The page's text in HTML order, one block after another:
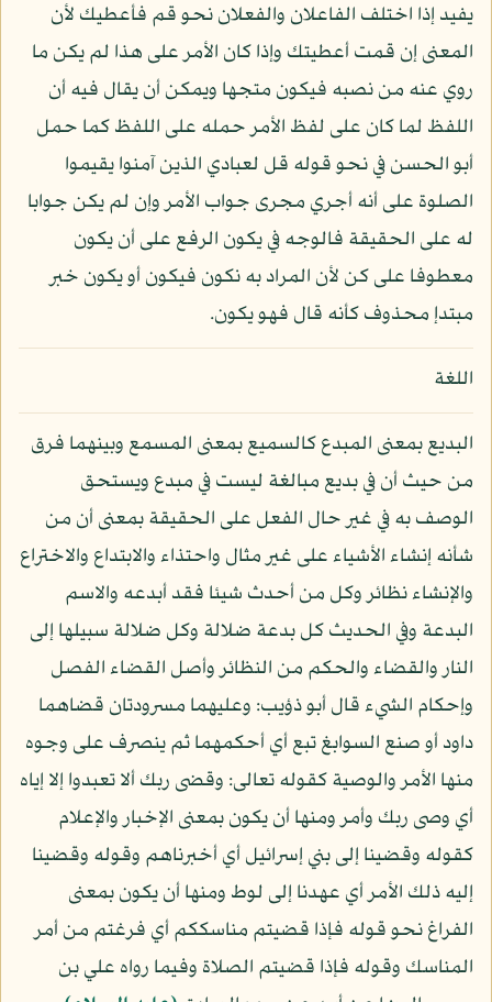
يفيد إذا اختلف الفاعلان والفعلان نحو قم فأعطيك لأن
المعنى إن قمت أعطيتك وإذا كان الأمر على هذا لم يكن ما
روي عنه من نصبه فيكون متجها ويمكن أن يقال فيه أن
اللفظ لما كان على لفظ الأمر حمله على اللفظ كما حمل
أبو الحسن في نحو قوله قل لعبادي الذين آمنوا يقيموا
الصلوة على أنه أجري مجرى جواب الأمر وإن لم يكن جوابا
له على الحقيقة فالوجه في يكون الرفع على أن يكون
معطوفا على كن لأن المراد به نكون فيكون أو يكون خبر
مبتدإ محذوف كأنه قال فهو يكون.
اللغة
البديع بمعنى المبدع كالسميع بمعنى المسمع وبينهما فرق
من حيث أن في بديع مبالغة ليست في مبدع ويستحق
الوصف به في غير حال الفعل على الحقيقة بمعنى أن من
شأنه إنشاء الأشياء على غير مثال واحتذاء والابتداع والاختراع
والإنشاء نظائر وكل من أحدث شيئا فقد أبدعه والاسم
البدعة وفي الحديث كل بدعة ضلالة وكل ضلالة سبيلها إلى
النار والقضاء والحكم من النظائر وأصل القضاء الفصل
وإحكام الشيء قال أبو ذؤيب: وعليهما مسرودتان قضاهما
داود أو صنع السوابغ تبع أي أحكمهما ثم ينصرف على وجوه
منها الأمر والوصية كقوله تعالى: وقضى ربك ألا تعبدوا إلا إياه
أي وصى ربك وأمر ومنها أن يكون بمعنى الإخبار والإعلام
كقوله وقضينا إلى بني إسرائيل أي أخبرناهم وقوله وقضينا
إليه ذلك الأمر أي عهدنا إلى لوط ومنها أن يكون بمعنى
الفراغ نحو قوله فإذا قضيتم مناسككم أي فرغتم من أمر
المناسك وقوله فإذا قضيتم الصلاة وفيما رواه علي بن